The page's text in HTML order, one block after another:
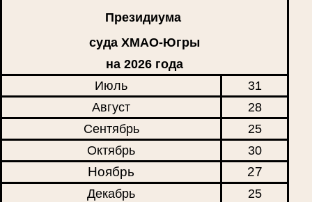
Президиума
суда ХМАО-Югры
на 2026 года
Июль
31
Август
28
Сентябрь
25
Октябрь
30
Ноябрь 27
Декабрь 25